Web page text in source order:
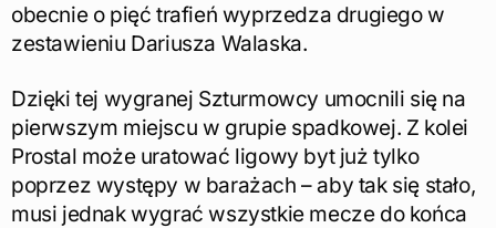
obecnie o pięć trafień wyprzedza drugiego w
zestawieniu Dariusza Walaska.
Dzięki tej wygranej Szturmowcy umocnili się na
pierwszym miejscu w grupie spadkowej. Z kolei
Prostal może uratować ligowy byt już tylko
poprzez występy w barażach – aby tak się stało,
musi jednak wygrać wszystkie mecze do końca